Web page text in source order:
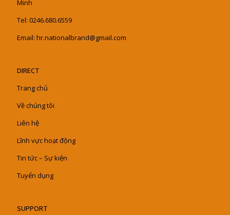
Minh
Tel: 0246.680.6559
Email: hr.nationalbrand@gmail.com
DIRECT
Trang chủ
Về chúng tôi
Liên hệ
Lĩnh vực hoạt động
Tin tức – Sự kiện
Tuyển dụng
SUPPORT